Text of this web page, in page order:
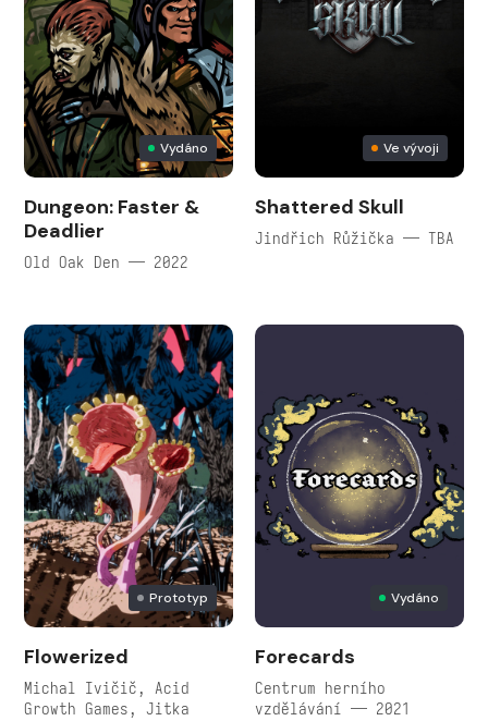
Vydáno
Dungeon: Faster &
Deadlier
Old Oak Den — 2022
Ve vývoji
Shattered Skull
Jindřich Růžička — TBA
Prototyp
Flowerized
Michal Ivičič, Acid
Growth Games, Jitka
Vydáno
Forecards
Centrum herního
vzdělávání — 2021